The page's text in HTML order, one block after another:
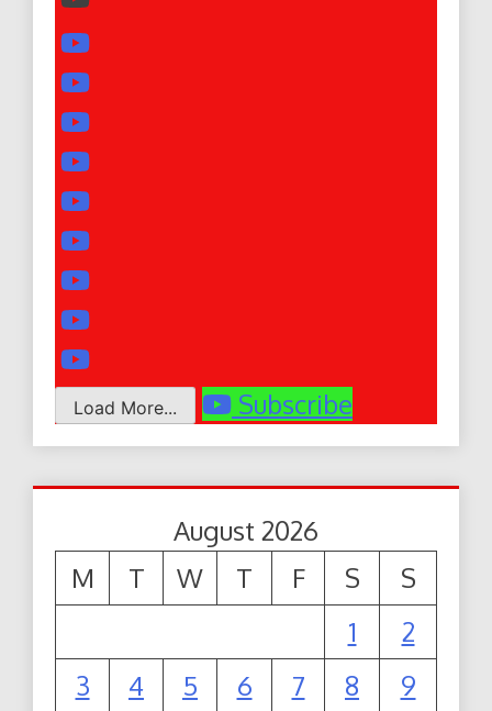
Load More... Subscribe
August 2026
M
T W T F S
S
1
2
3
4 5 6 7 8
9